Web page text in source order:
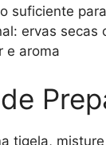
suficiente
ervas secas
e aroma
tigela,